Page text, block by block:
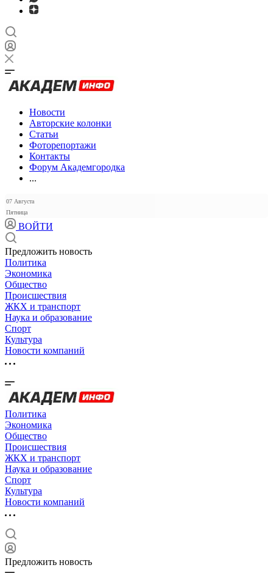
Новости
Авторские колонки
Статьи
Фоторепортажи
Контакты
Форум Академгородка
...
07 Августа
Пятница
ВОЙТИ
Предложить новость
Политика
Экономика
Общество
Происшествия
ЖКХ и транспорт
Наука и образование
Спорт
Культура
Новости компаний
Политика
Экономика
Общество
Происшествия
ЖКХ и транспорт
Наука и образование
Спорт
Культура
Новости компаний
Предложить новость